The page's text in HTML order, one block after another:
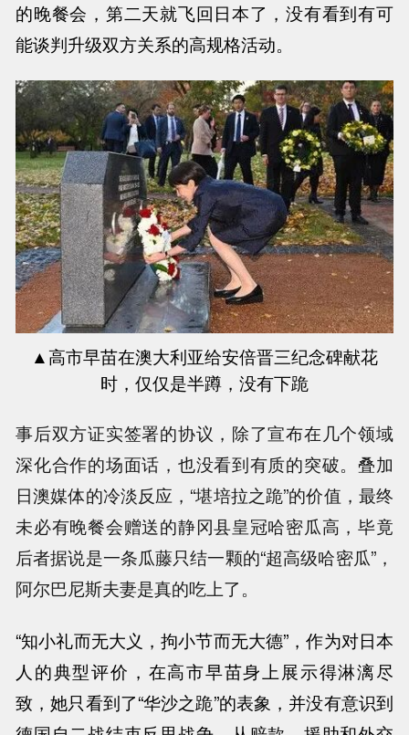
的晚餐会，第二天就飞回日本了，没有看到有可
能谈判升级双方关系的高规格活动。
▲高市早苗在澳大利亚给安倍晋三纪念碑献花
时，仅仅是半蹲，没有下跪
事后双方证实签署的协议，除了宣布在几个领域
深化合作的场面话，也没看到有质的突破。叠加
日澳媒体的冷淡反应，“堪培拉之跪”的价值，最终
未必有晚餐会赠送的静冈县皇冠哈密瓜高，毕竟
后者据说是一条瓜藤只结一颗的“超高级哈密瓜”，
阿尔巴尼斯夫妻是真的吃上了。
“知小礼而无大义，拘小节而无大德”，作为对日本
人的典型评价，在高市早苗身上展示得淋漓尽
致，她只看到了“华沙之跪”的表象，并没有意识到